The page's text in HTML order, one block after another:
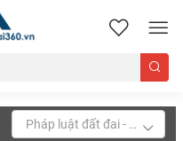
nhadatdongnai360.vn
Pháp luật đất đai - nhà ở